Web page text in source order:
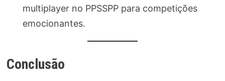
multiplayer no PPSSPP para competições
emocionantes.
Conclusão